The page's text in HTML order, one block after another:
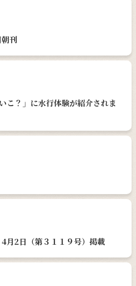
刊
こ？」に水行体験が紹介されま
2日（第３１１９号）掲載